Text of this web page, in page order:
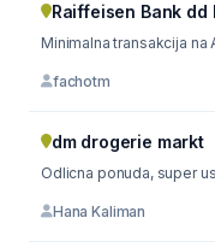
Raiffeisen Bank dd
Minimalna transakcija na
fachotm
dm drogerie markt
Odlicna ponuda, super
Hana Kaliman